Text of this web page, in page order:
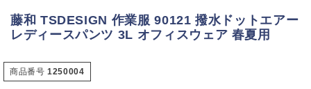
藤和 TSDESIGN 作業服 90121 撥水ドットエアー
レディースパンツ 3L オフィスウェア 春夏用
商品番号 1250004